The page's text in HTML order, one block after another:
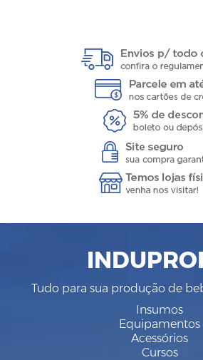
Tudo para sua produção de
Insumos
Equipamentos
Acessórios
Cursos